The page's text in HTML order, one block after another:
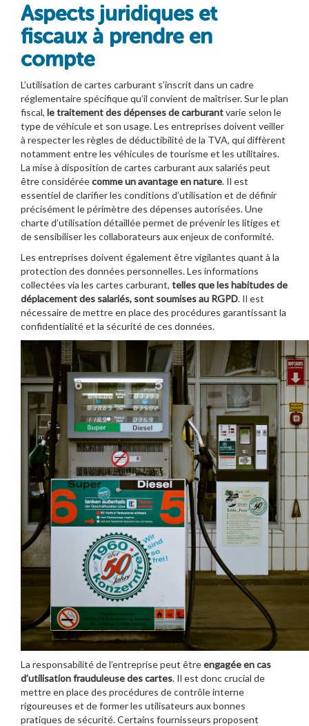
Aspects juridiques et
fiscaux à prendre en
compte
L’utilisation de cartes carburant s’inscrit dans un cadre
réglementaire spécifique qu’il convient de maîtriser. Sur le plan
fiscal, le traitement des dépenses de carburantvarie selon le
type de véhicule et son usage. Les entreprises doivent veiller
à respecter les règles de déductibilité de la TVA, qui diffèrent
notamment entre les véhicules de tourisme et les utilitaires.
La mise à disposition de cartes carburant aux salariés peut
être considéréecomme un avantage en nature. Il est
essentiel de clarifier les conditions d’utilisation et de définir
précisément le périmètre des dépenses autorisées. Une
charte d’utilisation détaillée permet de prévenir les litiges et
de sensibiliser les collaborateurs aux enjeux de conformité.
Les entreprises doivent également être vigilantes quant à la
protection des données personnelles. Les informations
collectées via les cartes carburant, telles que les habitudes de
déplacement des salariés, sont soumises au RGPD. Il est
nécessaire de mettre en place des procédures garantissant la
confidentialité et la sécurité de ces données.
La responsabilité de l’entreprise peut êtreengagée en cas
d’utilisation frauduleuse des cartes. Il est donc crucial de
mettre en place des procédures de contrôle interne
rigoureuses et de former les utilisateurs aux bonnes
pratiques de sécurité. Certains fournisseurs proposent